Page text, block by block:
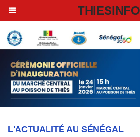
THIESINFO
L'ACTUALITÉ AU SÉNÉGAL